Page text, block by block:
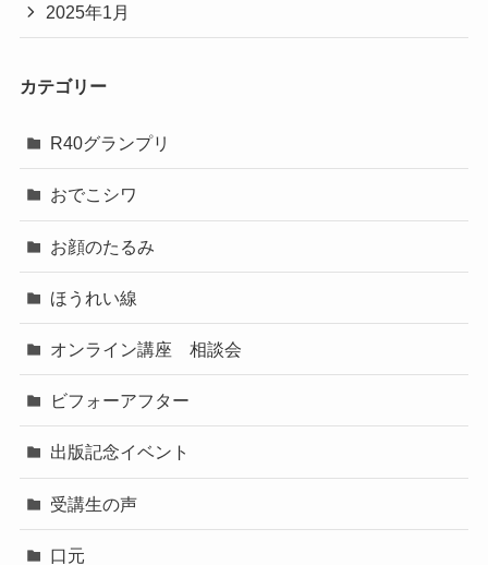
2025年1月
カテゴリー
R40グランプリ
おでこシワ
お顔のたるみ
ほうれい線
オンライン講座 相談会
ビフォーアフター
出版記念イベント
受講生の声
口元